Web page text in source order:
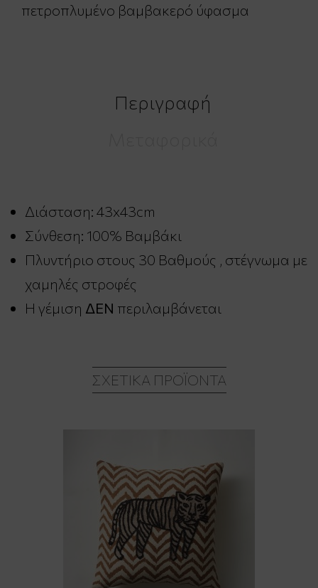
πετροπλυμένο βαμβακερό ύφασμα
Περιγραφή
Διάσταση: 43x43cm
Σύνθεση: 100% Βαμβάκι
Πλυντήριο στους 30 Βαθμούς , στέγνωμα με
χαμηλές στροφές
Η γέμιση ΔΕΝ περιλαμβάνεται
ΣΧΕΤΙΚΆ ΠΡΟΪΌΝΤΑ